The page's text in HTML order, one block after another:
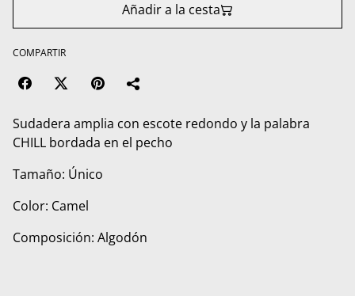
Añadir a la cesta
COMPARTIR
Sudadera amplia con escote redondo y la palabra
CHILL bordada en el pecho
Tamaño: Único
Color: Camel
Composición: Algodón